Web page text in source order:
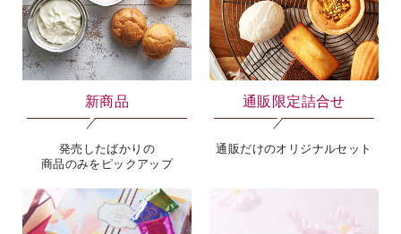
新商品
発売したばかりの
商品のみをピックアップ
通販限定詰合せ
通販だけのオリジナルセット